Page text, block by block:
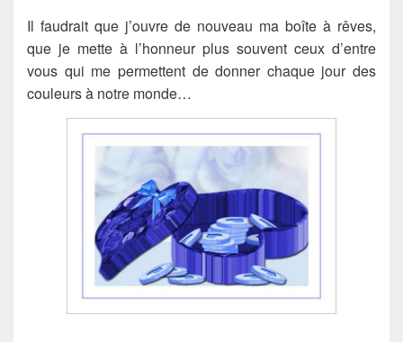
Il faudrait que j’ouvre de nouveau ma boîte à rêves,
que je mette à l’honneur plus souvent ceux d’entre
vous qui me permettent de donner chaque jour des
couleurs à notre monde…